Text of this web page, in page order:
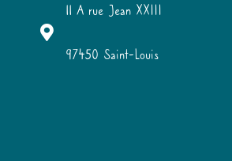
11 A rue Jean XXIII
97450 Saint-Louis